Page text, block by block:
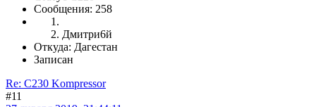
Сообщения: 258
Дмитри6й
Откуда: Дагестан
Записан
Re: C230 Kompressor
#11